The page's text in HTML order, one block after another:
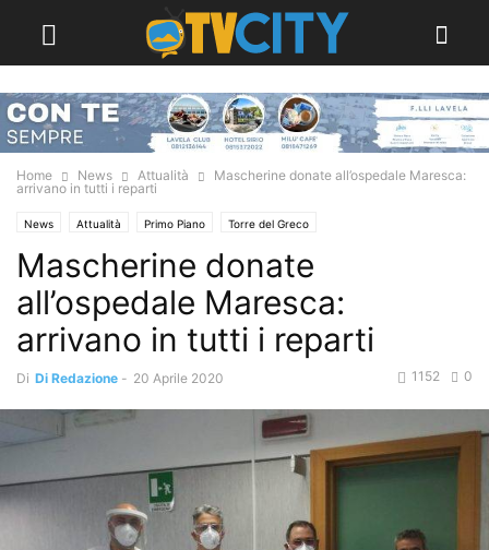
Home News Attualità
Mascherine donate all’ospedale Maresca:
arrivano in tutti i reparti
News Attualità Primo Piano Torre del Greco
Mascherine donate
all’ospedale Maresca:
arrivano in tutti i reparti
Di Di Redazione - 20 Aprile 2020 0
1152